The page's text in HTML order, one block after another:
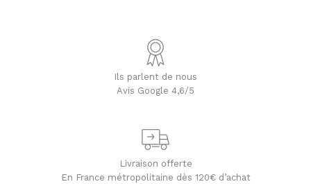
Ils parlent de nous
Avis Google 4,6/5
Livraison offerte
En France métropolitaine dès 120€ d’achat